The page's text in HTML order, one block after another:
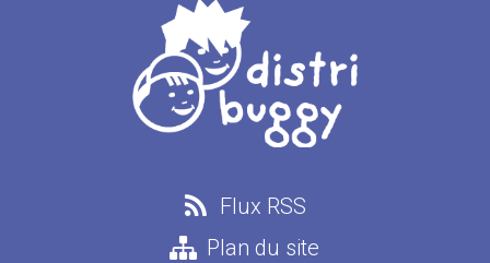
Flux RSS
Plan du site